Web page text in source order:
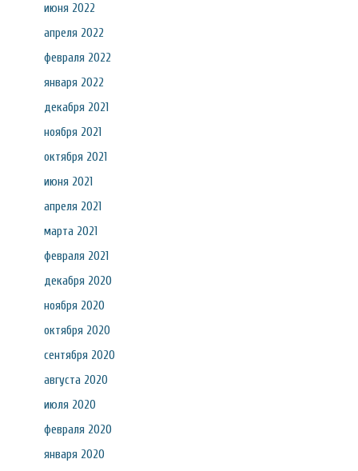
июня 2022
апреля 2022
февраля 2022
января 2022
декабря 2021
ноября 2021
октября 2021
июня 2021
апреля 2021
марта 2021
февраля 2021
декабря 2020
ноября 2020
октября 2020
сентября 2020
августа 2020
июля 2020
февраля 2020
января 2020